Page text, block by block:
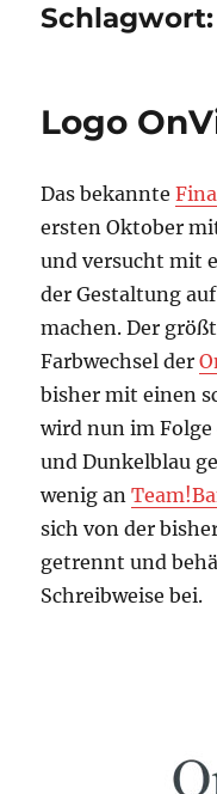
Schlagwort:
Logo
Das bekannte
ersten Oktober
und versucht mit
der Gestaltung
machen. Der
Farbwechsel der
bisher mit einen
wird nun im
und Dunkelblau
wenig an
sich von der
getrennt und
Schreibweise bei.